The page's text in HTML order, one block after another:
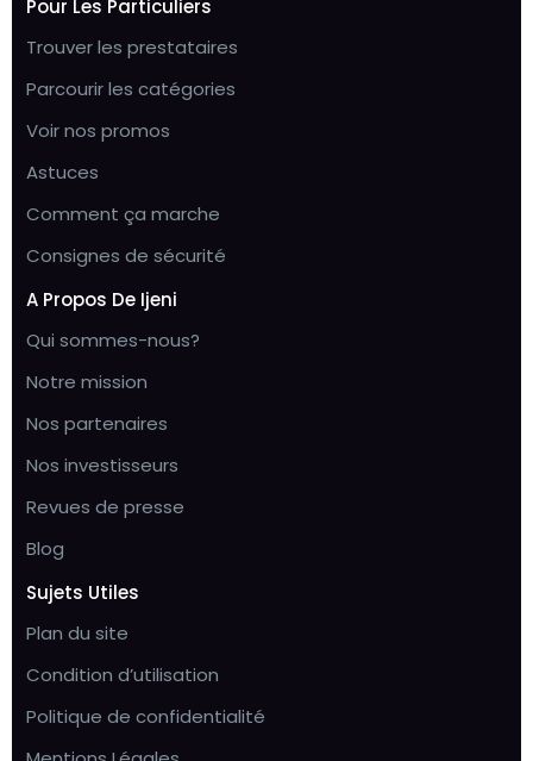
Pour Les Particuliers
Trouver les prestataires
Parcourir les catégories
Voir nos promos
Astuces
Comment ça marche
Consignes de sécurité
A Propos De Ijeni
Qui sommes-nous?
Notre mission
Nos partenaires
Nos investisseurs
Revues de presse
Blog
Sujets Utiles
Plan du site
Condition d’utilisation
Politique de confidentialité